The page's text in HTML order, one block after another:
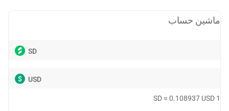
ماشین حساب
SD
USD
$
1
SD≈ 0.108937 USD